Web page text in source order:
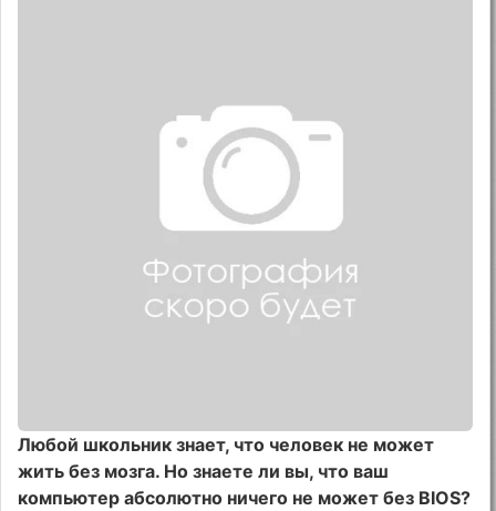
Любой школьник знает, что человек не может
жить без мозга. Но знаете ли вы, что ваш
компьютер абсолютно ничего не может без BIOS?